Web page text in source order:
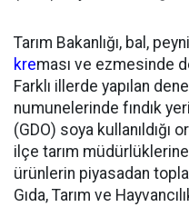
Tarım Bakanlığı, bal,
kreması ve ezmesinde
Farklı illerde yapılan
numunelerinde fındık
(GDO) soya kullanıldığı
ilçe tarım
ürünlerin piyasadan
Gıda, Tarım ve